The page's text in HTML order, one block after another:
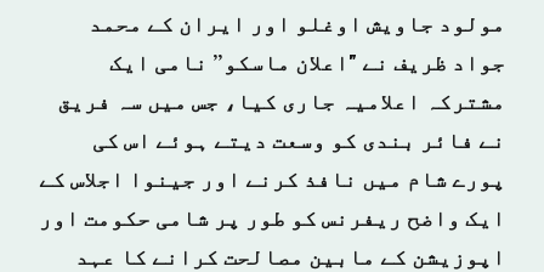
مولود جاویش اوغلو اور ایران کے محمد
جواد ظریف نے "اعلان ماسکو” نامی ایک
مشترکہ اعلامیہ جاری کیا، جس میں سہ فریق
نے فائر بندی کو وسعت دیتے ہوئے اس کی
پورے شام میں نافذ کرنے اور جینوا اجلاس کے
ایک واضح ریفرنس کو طور پر شامی حکومت اور
اپوزیشن کے مابین مصالحت کرانے کا عہد